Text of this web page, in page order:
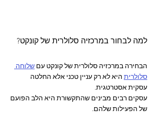
למה לבחור במרכזיה סלולרית של קונקט?
הבחירה במרכזיה סלולרית של קונקט עם שלוחה
סלולרית היא לא רק עניין טכני אלא החלטה
עסקית אסטרטגית.
עסקים רבים מבינים שהתקשורת היא הלב הפועם
של הפעילות שלהם.